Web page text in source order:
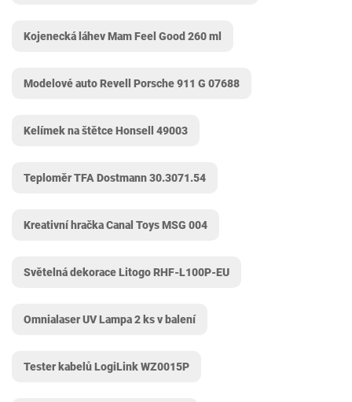
Kojenecká láhev Mam Feel Good 260 ml
Modelové auto Revell Porsche 911 G 07688
Kelímek na štětce Honsell 49003
Teploměr TFA Dostmann ‎30.3071.54
Kreativní hračka Canal Toys MSG 004
Světelná dekorace Litogo RHF-L100P-EU
Omnialaser UV Lampa 2 ks v balení
Tester kabelů LogiLink ‎WZ0015P